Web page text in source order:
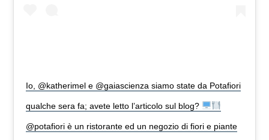
Io, @katherimel e @gaiascienza siamo state da Potafiori
qualche sera fa; avete letto l’articolo sul blog?
@potafiori è un ristorante ed un negozio di fiori e piante